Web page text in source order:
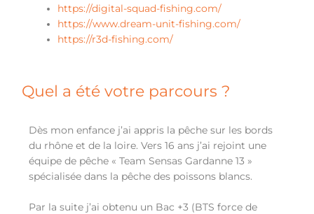
https://digital-squad-fishing.com/
https://www.dream-unit-fishing.com/
https://r3d-fishing.com/
Quel a été votre parcours ?
Dès mon enfance j’ai appris la pêche sur les bords
du rhône et de la loire. Vers 16 ans j’ai rejoint une
équipe de pêche « Team Sensas Gardanne 13 »
spécialisée dans la pêche des poissons blancs.
Par la suite j’ai obtenu un Bac +3 (BTS force de